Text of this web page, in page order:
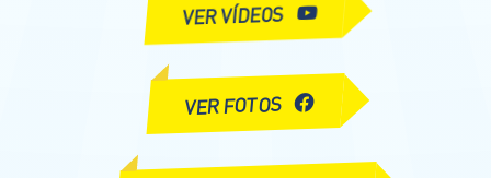
VER VÍDEOS
VER FOTOS